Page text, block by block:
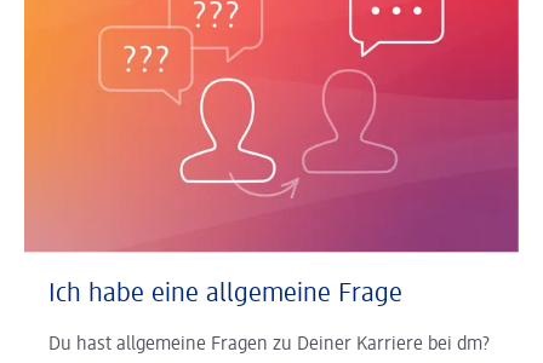
Ich habe eine allgemeine Frage
Du hast allgemeine Fragen zu Deiner Karriere bei dm?